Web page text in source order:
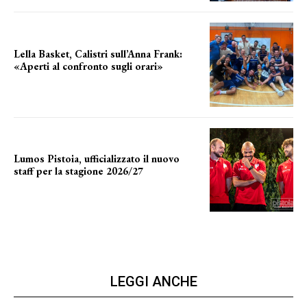
Lella Basket, Calistri sull’Anna Frank:
«Aperti al confronto sugli orari»
Lumos Pistoia, ufficializzato il nuovo
staff per la stagione 2026/27
LEGGI ANCHE